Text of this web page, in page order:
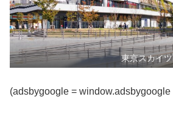
東京スカイ
(adsbygoogle = window.adsbygoogle